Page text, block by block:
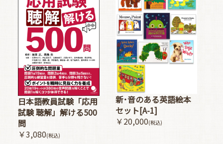
日本語教員試験「応用
試験 聴解」解ける500
問
￥3,080(税込)
新･音のある英語絵本
セット[A-1]
￥20,000(税込)